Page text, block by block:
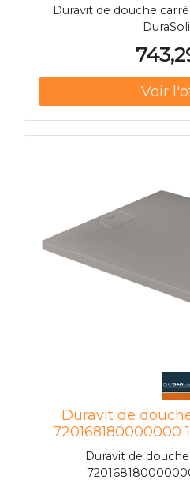
Duravit de douche
Duravit de
720168180000000
gris
Duravit de